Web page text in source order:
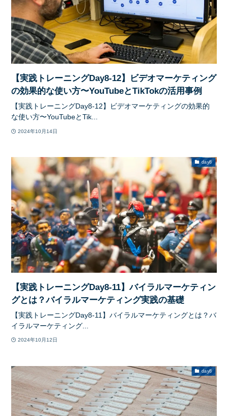
【実践トレーニングDay8-12】ビデオマーケティング
の効果的な使い方〜YouTubeとTikTokの活用事例
【実践トレーニングDay8-12】ビデオマーケティングの効果的
な使い方〜YouTubeとTik...
2024年10月14日
day8
【実践トレーニングDay8-11】バイラルマーケティン
グとは？バイラルマーケティング実践の基礎
【実践トレーニングDay8-11】バイラルマーケティングとは？バ
イラルマーケティング...
2024年10月12日
day8